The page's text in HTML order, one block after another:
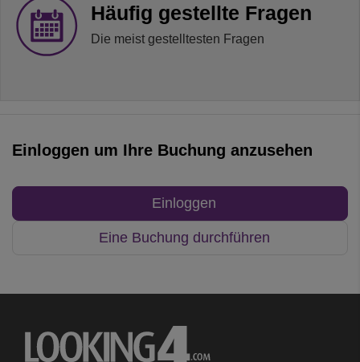
Häufig gestellte Fragen
Die meist gestelltesten Fragen
Einloggen um Ihre Buchung anzusehen
Einloggen
Eine Buchung durchführen